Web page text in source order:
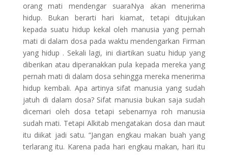
orang mati mendengar suaraNya akan menerima
hidup. Bukan berarti hari kiamat, tetapi ditujukan
kepada suatu hidup kekal oleh manusia yang pernah
mati di dalam dosa pada waktu mendengarkan Firman
yang hidup . Sekali lagi, ini diartikan suatu hidup yang
diberikan atau diperanakkan pula kepada mereka yang
pernah mati di dalam dosa sehingga mereka menerima
hidup kembali. Apa artinya sifat manusia yang sudah
jatuh di dalam dosa? Sifat manusia bukan saja sudah
dicemari oleh dosa tetapi sebenarnya roh manusia
sudah mati. Tetapi Alkitab mengatakan dosa dan maut
itu diikat jadi satu. “Jangan engkau makan buah yang
terlarang itu. Karena pada hari engkau makan, hari itu